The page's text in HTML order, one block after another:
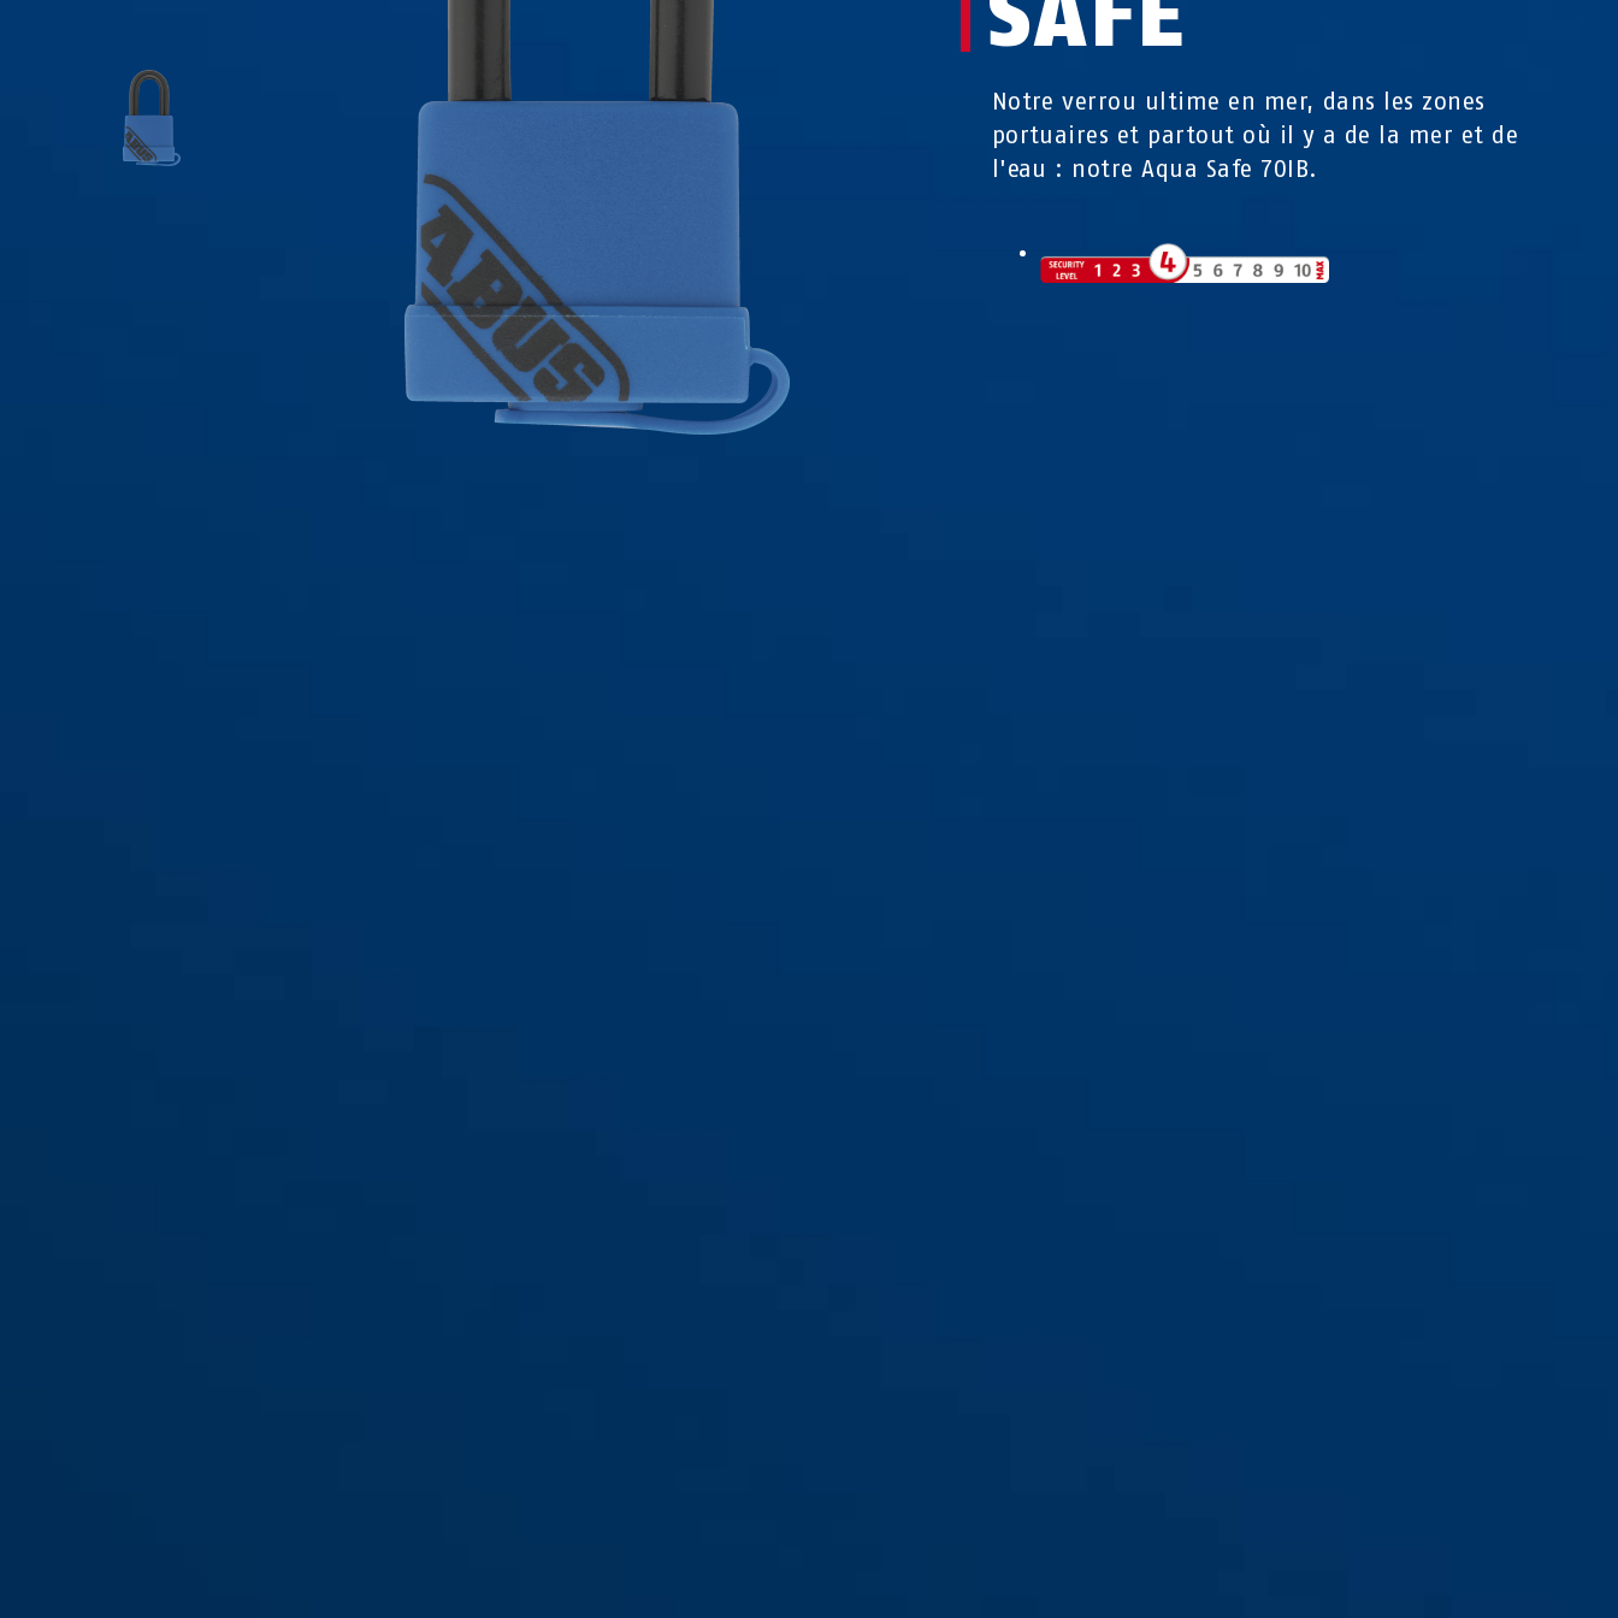
Notre verrou ultime en mer, dans les zones
portuaires et partout où il y a de la mer et de
l'eau : notre Aqua Safe 70IB.